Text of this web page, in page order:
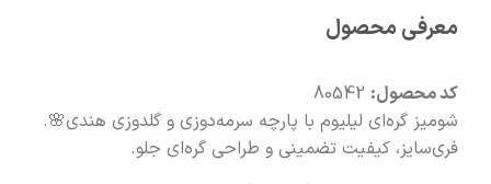
🧡بعد از خرید هم کنارتیم
معرفی محصول
کد محصول: 80542
شومیز گره‌ای لیلیوم با پارچه سرمه‌دوزی و گلدوزی هندی🌸.
فری‌سایز، کیفیت تضمینی و طراحی گره‌ای جلو.